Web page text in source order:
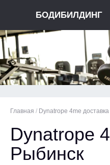
БОДИБИЛДИНГ
Главная / Dynatrope 4me
Dynatrope
Рыбинск